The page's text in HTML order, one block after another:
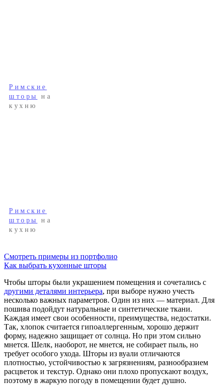
Римские
шторы
на
кухню
Римские
шторы
на
кухню
Смотреть примеры из портфолио
Как выбрать кухонные шторы
Чтобы шторы были украшением помещения и сочетались с
другими деталями интерьера, при выборе нужно учесть
несколько важных параметров. Один из них — материал. Для
пошива подойдут натуральные и синтетические ткани.
Каждая имеет свои особенности, преимущества, недостатки.
Так, хлопок считается гипоаллергенным, хорошо держит
форму, надежно защищает от солнца. Но при этом сильно
мнется. Шелк, наоборот, не мнется, не собирает пыль, но
требует особого ухода. Шторы из вуали отличаются
плотностью, устойчивостью к загрязнениям, разнообразием
расцветок и текстур. Однако они плохо пропускают воздух,
поэтому в жаркую погоду в помещении будет душно.